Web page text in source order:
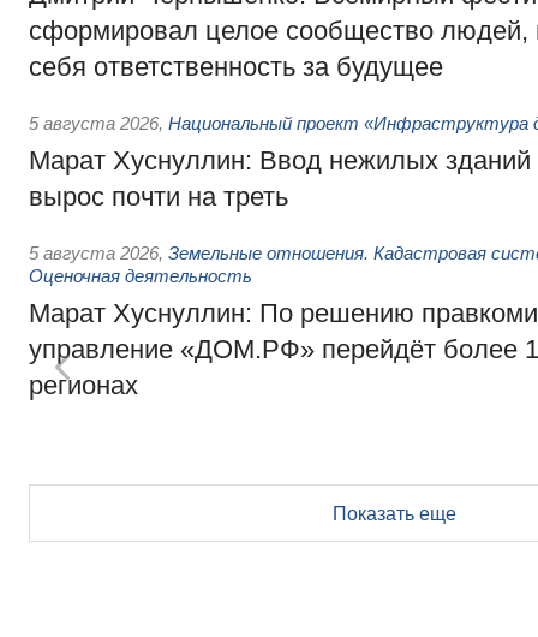
сформировал целое сообщество людей,
себя ответственность за будущее
5 августа 2026, Национальный проект «Инфраструктура
Марат Хуснуллин: Ввод нежилых зданий
вырос почти на треть
5 августа 2026, Земельные отношения. Кадастровая
Оценочная деятельность
Марат Хуснуллин: По решению
управление «ДОМ.РФ» перейдёт более
регионах
Показать еще